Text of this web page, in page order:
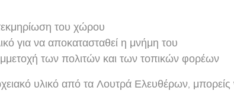
του χώρου
για να αποκατασταθεί η μνήμη του
των πολιτών και των τοπικών φορέων
υλικό από τα Λουτρά Ελευθέρων, μπορείς